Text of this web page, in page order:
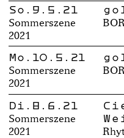
So.9.5.21
Sommerszene
2021
Mo.10.5.21
Sommerszene
2021
Di.8.6.21
Sommerszene
2021